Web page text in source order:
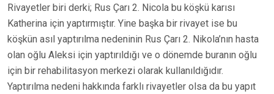
Rivayetler biri derki; Rus Çarı 2. Nicola bu köşkü karısı
Katherina için yaptırmıştır. Yine başka bir rivayet ise bu
köşkün asıl yaptırılma nedeninin Rus Çarı 2. Nikola’nın hasta
olan oğlu Aleksi için yaptırıldığı ve o dönemde buranın oğlu
için bir rehabilitasyon merkezi olarak kullanıldığıdır.
Yaptırılma nedeni hakkında farklı rivayetler olsa da bu yapıt